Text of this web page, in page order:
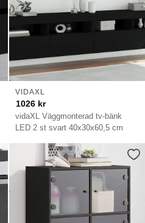
vidaXL Väggmonterad tv-bänk
LED 2 st svart 40x30x60,5 cm
VIDAXL
1026 kr